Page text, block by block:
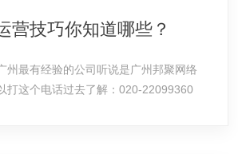
营技巧你知道哪些？
州最有经验的公司听说是广州邦聚网络
打这个电话过去了解：020-22099360